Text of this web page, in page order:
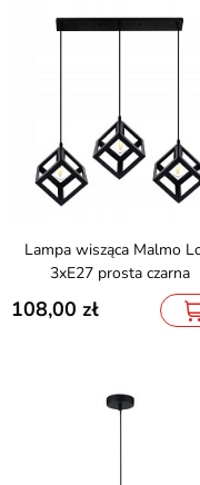
Lampa wisząca Malmo Loft
3xE27 prosta czarna
108,00